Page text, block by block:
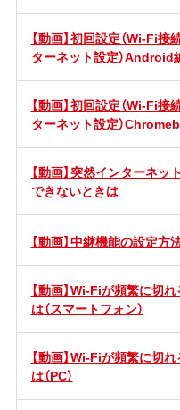
【動画】初回設定（Wi-Fi接
ターネット設定）Android
【動画】初回設定（Wi-Fi接
ターネット設定）
【動画】突然インターネッ
できないときは
【動画】中継機能の設定方
【動画】Wi-Fiが頻繁に切
は（スマートフォン）
【動画】Wi-Fiが頻繁に切
は（PC）